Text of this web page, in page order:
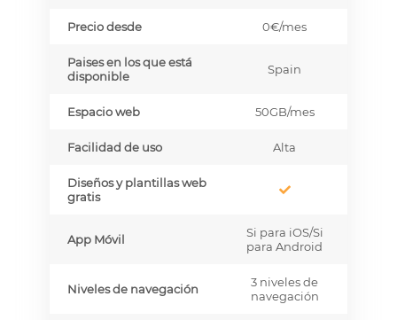
Precio desde 0€/mes
Paises en los que está
disponible
Spain
Espacio web 50GB/mes
Facilidad de uso Alta
Diseños y plantillas web
gratis
App Móvil
Si para iOS/Si
para Android
Niveles de navegación
3 niveles de
navegación